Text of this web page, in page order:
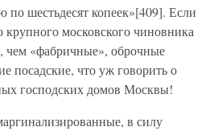
по шестьдесят копеек»[409]. Если
крупного московского чиновника
чем «фабричные», оброчные
посадские, что уж говорить о
господских домов Москвы!
в силу